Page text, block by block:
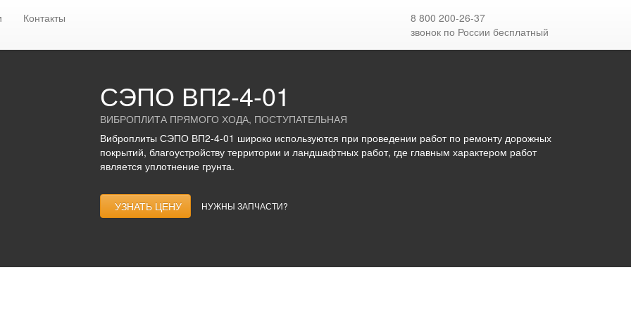
Контакты
8 800 200-26-37
звонок по России бесплатный
СЭПО ВП2-4-01
СЭПО ВП2-4-01
ВИБРОПЛИТА ПРЯМОГО ХОДА, ПОСТУПАТЕЛЬНАЯ
Виброплиты СЭПО ВП2-4-01 широко используются при проведении работ по ремонту дорожных
покрытий, благоустройству территории и ландшафтных работ, где главным характером работ
является уплотнение грунта.
УЗНАТЬ ЦЕНУ НУЖНЫ ЗАПЧАСТИ?